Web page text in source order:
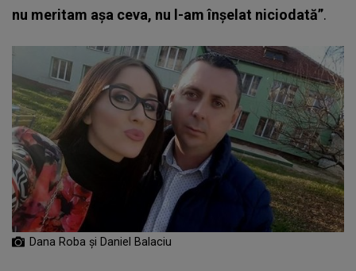
nu meritam așa ceva, nu l-am înșelat niciodată”.
Dana Roba și Daniel Balaciu